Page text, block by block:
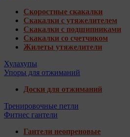
Скоростные скакалки
Скакалки с утяжелителем
Скакалки с подшипниками
Скакалки со счетчиком
Жилеты утяжелители
Хулахупы
Упоры для отжиманий
Доски для отжиманий
Тренировочные петли
Фитнес гантели
Гантели неопреновые